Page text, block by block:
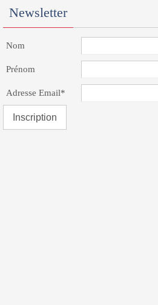
Newsletter
Nom
Prénom
Adresse Email*